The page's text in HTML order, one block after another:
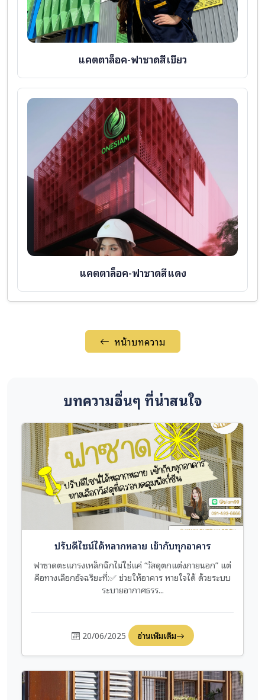
แคตตาล็อค-ฟาซาดสีเขียว
แคตตาล็อค-ฟาซาดสีแดง
หน้าบทความ
บทความอื่นๆ ที่น่าสนใจ
ปรับดีไซน์ได้หลากหลาย เข้ากับทุกอาคาร
ฟาซาดตะแกรงเหล็กฉีกไม่ใช่แค่ “วัสดุตกแต่งภายนอก” แต่
คือทางเลือกอัจฉริยะที่:✅ ช่วยให้อาคาร หายใจได้ ด้วยระบบ
ระบายอากาศธรร...
20/06/2025 อ่านเพิ่มเติม